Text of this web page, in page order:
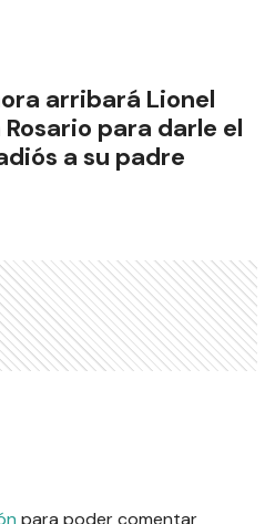
arribará Lionel
Rosario para darle el
a su padre
para poder comentar